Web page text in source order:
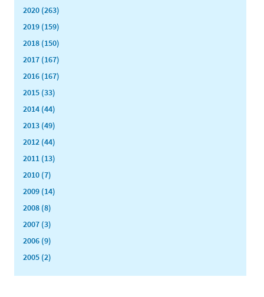
2020 (263)
2019 (159)
2018 (150)
2017 (167)
2016 (167)
2015 (33)
2014 (44)
2013 (49)
2012 (44)
2011 (13)
2010 (7)
2009 (14)
2008 (8)
2007 (3)
2006 (9)
2005 (2)